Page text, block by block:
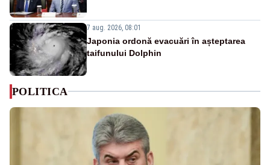
7 aug. 2026, 08:01
Japonia ordonă evacuări în așteptarea
taifunului Dolphin
POLITICA